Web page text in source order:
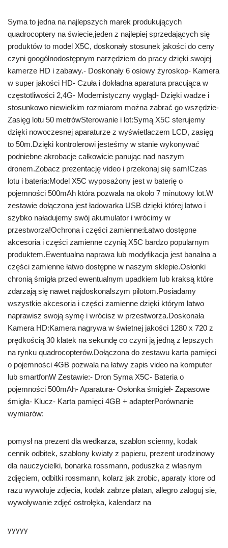
Syma to jedna na najlepszych marek produkujących
quadrocoptery na świecie,jeden z najlepiej sprzedających się
produktów to model X5C, doskonały stosunek jakości do ceny
czyni googólnodostępnym narzędziem do pracy dzięki swojej
kamerze HD i zabawy.- Doskonały 6 osiowy żyroskop- Kamera
w super jakości HD- Czuła i dokładna aparatura pracująca w
częstotliwości 2,4G- Modernistyczny wygląd- Dzięki wadze i
stosunkowo niewielkim rozmiarom można zabrać go wszędzie-
Zasięg lotu 50 metrówSterowanie i lot:Symą X5C sterujemy
dzięki nowoczesnej aparaturze z wyświetlaczem LCD, zasięg
to 50m.Dzięki kontrolerowi jesteśmy w stanie wykonywać
podniebne akrobacje całkowicie panując nad naszym
dronem.Zobacz prezentację video i przekonaj się sam!Czas
lotu i bateria:Model X5C wyposażony jest w baterię o
pojemności 500mAh która pozwala na około 7 minutowy lot.W
zestawie dołączona jest ładowarka USB dzięki której łatwo i
szybko naładujemy swój akumulator i wrócimy w
przestworza!Ochrona i części zamienne:Łatwo dostępne
akcesoria i części zamienne czynią X5C bardzo popularnym
produktem.Ewentualna naprawa lub modyfikacja jest banalna a
części zamienne łatwo dostępne w naszym sklepie.Osłonki
chronią śmigła przed ewentualnym upadkiem lub kraksą które
zdarzają się nawet najdoskonalszym pilotom.Posiadamy
wszystkie akcesoria i części zamienne dzięki którym łatwo
naprawisz swoją symę i wrócisz w przestworza.Doskonała
Kamera HD:Kamera nagrywa w świetnej jakości 1280 x 720 z
prędkością 30 klatek na sekundę co czyni ją jedną z lepszych
na rynku quadrocopterów.Dołączona do zestawu karta pamięci
o pojemności 4GB pozwala na łatwy zapis video na komputer
lub smartfonW Zestawie:- Dron Syma X5C- Bateria o
pojemności 500mAh- Aparatura- Osłonka śmigieł- Zapasowe
śmigła- Klucz- Karta pamięci 4GB + adapterPorównanie
wymiarów:
pomysł na prezent dla wedkarza, szablon scienny, kodak
cennik odbitek, szablony kwiaty z papieru, prezent urodzinowy
dla nauczycielki, bonarka rossmann, poduszka z własnym
zdjęciem, odbitki rossmann, kolarz jak zrobic, aparaty ktore od
razu wywołuje zdjecia, kodak zabrze platan, allegro zaloguj sie,
wywoływanie zdjęć ostrołęka, kalendarz na
yyyyy